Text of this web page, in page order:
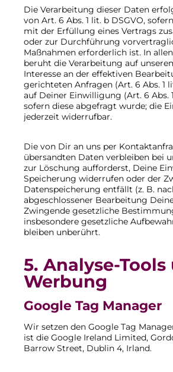
Die Verarbeitung dieser Daten
von Art. 6 Abs. 1 lit. b DSGVO,
mit der Erfüllung eines Vertrags
oder zur Durchführung
Maßnahmen erforderlich ist. In
beruht die Verarbeitung auf
Interesse an der effektiven
gerichteten Anfragen (Art. 6 Abs. 1
auf Deiner Einwilligung (Art. 6 Abs.
sofern diese abgefragt wurde; die
jederzeit widerrufbar.
Die von Dir an uns per
übersandten Daten verbleiben bei
zur Löschung aufforderst, Deine
Speicherung widerrufen oder der
Datenspeicherung entfällt (z. B.
abgeschlossener Bearbeitung
Zwingende gesetzliche
insbesondere gesetzliche
bleiben unberührt.
5. Analyse-Tools
Werbung
Google Tag Manager
Wir setzen den Google Tag
ist die Google Ireland Limited,
Barrow Street, Dublin 4, Irland.